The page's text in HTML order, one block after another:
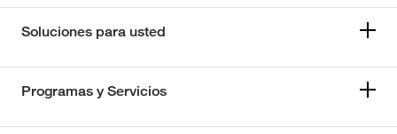
Soluciones para usted
Programas y Servicios